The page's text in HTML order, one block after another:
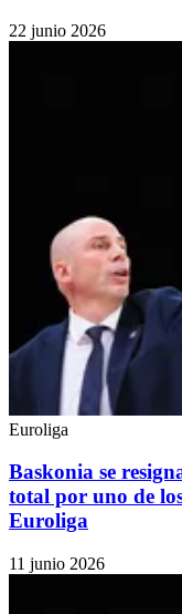
22 junio 2026
Euroliga
Baskonia se
total por uno de
Euroliga
11 junio 2026